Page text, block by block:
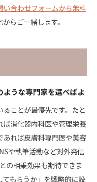
い合わせフォームから無料
らご一緒します。
うな専門家を選べばよ
ことが最優先です。たと
ば消化器内科医や管理栄養
あれば皮膚科専門医や美容
や執筆活動など対外発信
の相乗効果も期待できま
もらうか」を戦略的に設